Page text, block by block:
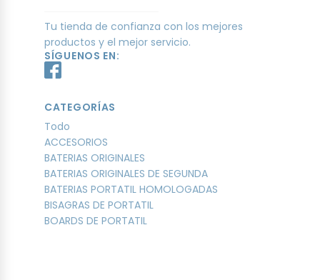
Tu tienda de confianza con los mejores
productos y el mejor servicio.
SÍGUENOS EN:
CATEGORÍAS
Todo
ACCESORIOS
BATERIAS ORIGINALES
BATERIAS ORIGINALES DE SEGUNDA
BATERIAS PORTATIL HOMOLOGADAS
BISAGRAS DE PORTATIL
BOARDS DE PORTATIL